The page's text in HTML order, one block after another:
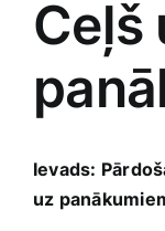
Medicīnas preces
Mobilie
Ceļš
Ievads:
uz